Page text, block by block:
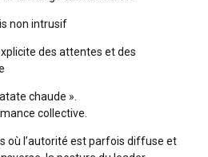
non intrusif
des attentes et des
chaude ».
collective.
où l’autorité est parfois diffuse et